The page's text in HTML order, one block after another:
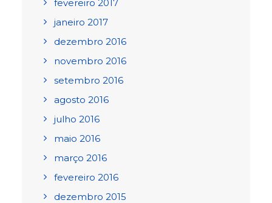
fevereiro 2017
janeiro 2017
dezembro 2016
novembro 2016
setembro 2016
agosto 2016
julho 2016
maio 2016
março 2016
fevereiro 2016
dezembro 2015